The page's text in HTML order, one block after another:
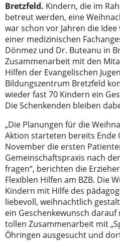
Bretzfeld. Kindern, die im
betreut werden, eine
war schon vor Jahren die
einer medizinischen
Dönmez und Dr. Buteanu in
Zusammenarbeit mit den
Hilfen der Evangelischen
Bildungszentrum Bretzfeld
wieder fast 70 Kindern ein
Die Schenkenden bleiben
„Die Planungen für die
Aktion starteten bereits Ende
November die ersten
Gemeinschaftspraxis nach
fragen“, berichten die
Flexiblen Hilfen am BZB. Die
Kindern mit Hilfe des
liebevoll, weihnachtlich
ein Geschenkewunsch
tollen Zusammenarbeit mit
Öhringen ausgesucht und